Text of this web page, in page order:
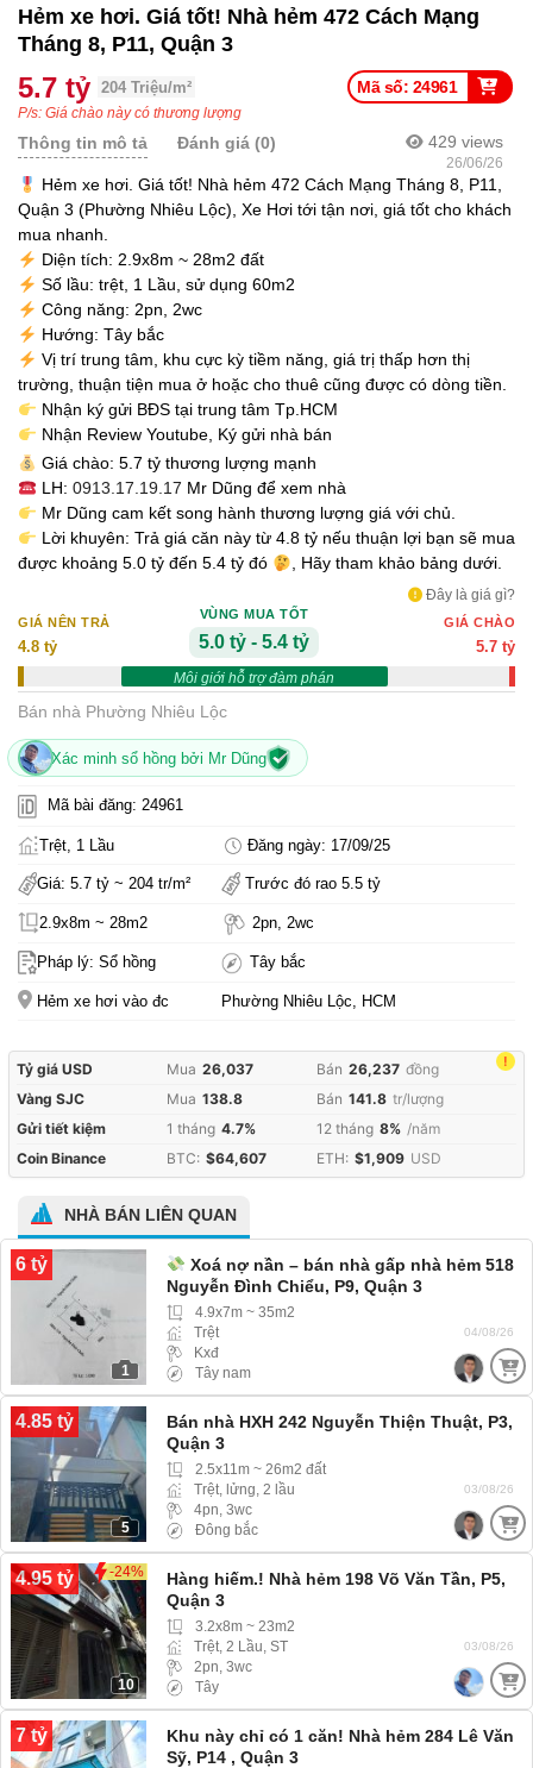
Hẻm xe hơi. Giá tốt! Nhà hẻm 472 Cách Mạng
Tháng 8, P11, Quận 3
Mã số: 24961
5.7 tỷ 204 Triệu/m²
P/s: Giá chào này có thương lượng
429 views
26/06/26
Thông tin mô tả Đánh giá (0)
Hẻm xe hơi. Giá tốt! Nhà hẻm 472 Cách Mạng Tháng 8, P11,
Quận 3 (Phường Nhiêu Lộc), Xe Hơi tới tận nơi, giá tốt cho khách
mua nhanh.
Diện tích: 2.9x8m ~ 28m2 đất
Số lầu: trệt, 1 Lầu, sử dụng 60m2
Công năng: 2pn, 2wc
Hướng: Tây bắc
Vị trí trung tâm, khu cực kỳ tiềm năng, giá trị thấp hơn thị
trường, thuận tiện mua ở hoặc cho thuê cũng được có dòng tiền.
Nhận ký gửi BĐS tại trung tâm Tp.HCM
Nhận Review Youtube, Ký gửi nhà bán
Giá chào: 5.7 tỷ thương lượng mạnh
LH: 0913.17.19.17 Mr Dũng để xem nhà
Mr Dũng cam kết song hành thương lượng giá với chủ.
Lời khuyên: Trả giá căn này từ 4.8 tỷ nếu thuận lợi bạn sẽ mua
được khoảng 5.0 tỷ đến 5.4 tỷ đó
, Hãy tham khảo bảng dưới.
Đây là giá gì?
GIÁ NÊN TRẢ
4.8 tỷ
VÙNG MUA TỐT
5.0 tỷ - 5.4 tỷ
Môi giới hỗ trợ đàm phán
GIÁ CHÀO
5.7 tỷ
Bán nhà Phường Nhiêu Lộc
Xác minh sổ hồng bởi Mr Dũng
Mã bài đăng: 24961
Trệt, 1 Lầu Đăng ngày: 17/09/25
Giá: 5.7 tỷ ~ 204 tr/m² Trước đó rao 5.5 tỷ
2.9x8m ~ 28m2 2pn, 2wc
Pháp lý: Sổ hồng Tây bắc
Hẻm xe hơi vào đc Phường Nhiêu Lộc, HCM
!
Tỷ giá USD Mua 26,037 Bán 26,237 đồng
Vàng SJC
Mua 138.8 Bán 141.8 tr/lượng
Gửi tiết kiệm
1 tháng 4.7% 12 tháng 8% /năm
Coin Binance
BTC: $64,607 ETH: $1,909 USD
NHÀ BÁN LIÊN QUAN
6 tỷ
1
Xoá nợ nần – bán nhà gấp nhà hẻm 518
Nguyễn Đình Chiểu, P9, Quận 3
4.9x7m ~ 35m2
Trệt
Kxđ
Tây nam
04/08/26
4.85 tỷ
5
Bán nhà HXH 242 Nguyễn Thiện Thuật, P3,
Quận 3
2.5x11m ~ 26m2 đất
Trệt, lửng, 2 lầu
4pn, 3wc
Đông bắc
03/08/26
4.95 tỷ -24%
10
Hàng hiếm.! Nhà hẻm 198 Võ Văn Tần, P5,
Quận 3
3.2x8m ~ 23m2
Trệt, 2 Lầu, ST
2pn, 3wc
Tây
03/08/26
7 tỷ
Khu này chỉ có 1 căn! Nhà hẻm 284 Lê Văn
Sỹ, P14 , Quận 3